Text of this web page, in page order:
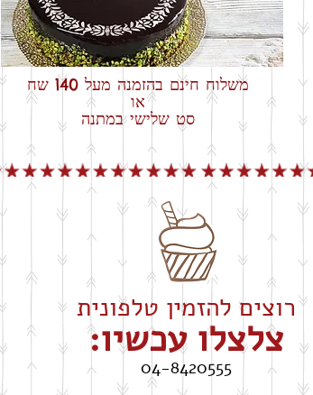
רוצים להזמין טלפונית
צלצלו עכשיו:
04-8420555
משלוח חינם בהזמנה מעל 140 שח
או
סט שלישי במתנה